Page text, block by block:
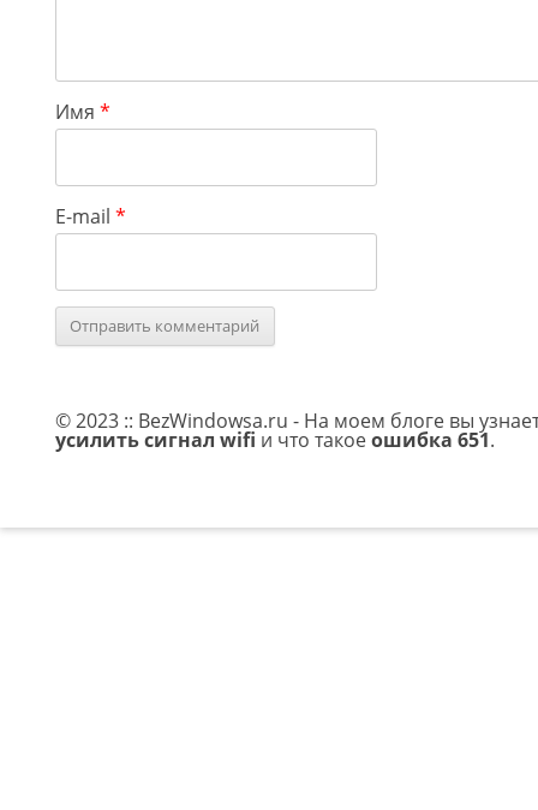
Имя *
E-mail *
© 2023 :: BezWindowsa.ru - На моем блоге вы
усилить сигнал wifi и что такоеошибка 651.